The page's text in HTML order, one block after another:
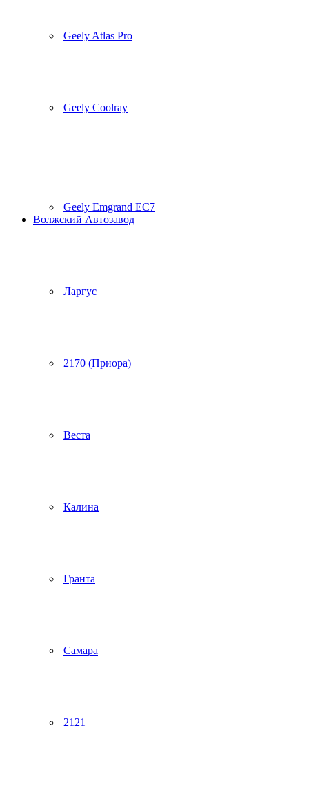
Geely Atlas Pro
Geely Coolray
Geely Emgrand EC7
Волжский Автозавод
Ларгус
2170 (Приора)
Веста
Калина
Гранта
Самара
2121